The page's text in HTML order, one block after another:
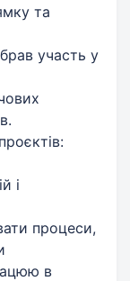
та
участь у
і
процеси,
в